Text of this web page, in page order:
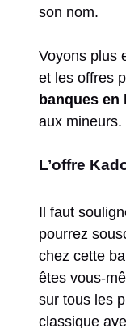
son nom.
Voyons plus
et les offres
banques en
aux mineurs.
L’offre
Il faut
pourrez
chez cette
êtes vous-
sur tous les
classique